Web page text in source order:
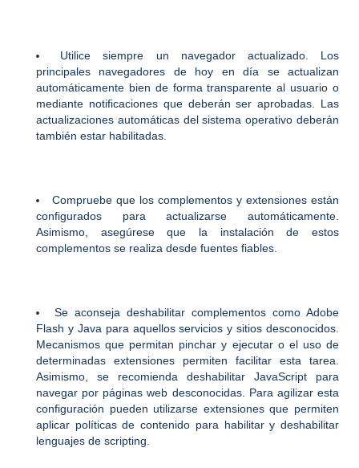
Utilice siempre un navegador actualizado. Los
principales navegadores de hoy en día se actualizan
automáticamente bien de forma transparente al usuario o
mediante notificaciones que deberán ser aprobadas. Las
actualizaciones automáticas del sistema operativo deberán
también estar habilitadas.
Compruebe que los complementos y extensiones están
configurados para actualizarse automáticamente.
Asimismo, asegúrese que la instalación de estos
complementos se realiza desde fuentes fiables.
Se aconseja deshabilitar complementos como Adobe
Flash y Java para aquellos servicios y sitios desconocidos.
Mecanismos que permitan pinchar y ejecutar o el uso de
determinadas extensiones permiten facilitar esta tarea.
Asimismo, se recomienda deshabilitar JavaScript para
navegar por páginas web desconocidas. Para agilizar esta
configuración pueden utilizarse extensiones que permiten
aplicar políticas de contenido para habilitar y deshabilitar
lenguajes de scripting.